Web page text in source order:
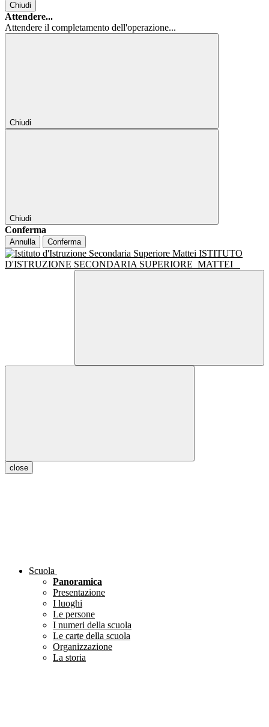
Chiudi
Attendere...
Attendere il completamento dell'operazione...
Chiudi
Chiudi
Conferma
Annulla Conferma
ISTITUTO
D'ISTRUZIONE SECONDARIA SUPERIORE MATTEI
close
Scuola
Panoramica
Presentazione
I luoghi
Le persone
I numeri della scuola
Le carte della scuola
Organizzazione
La storia